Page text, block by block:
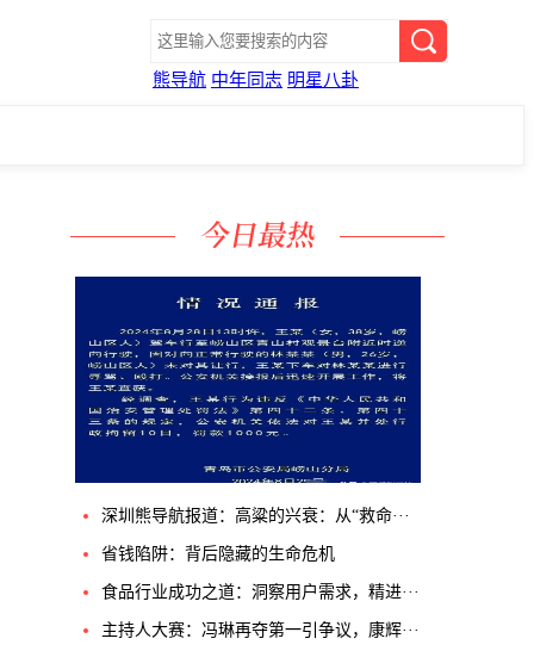
熊导航 中年同志 明星八卦
深圳熊导航报道：高粱的兴衰：从“救命···
省钱陷阱：背后隐藏的生命危机
食品行业成功之道：洞察用户需求，精进···
主持人大赛：冯琳再夺第一引争议，康辉···